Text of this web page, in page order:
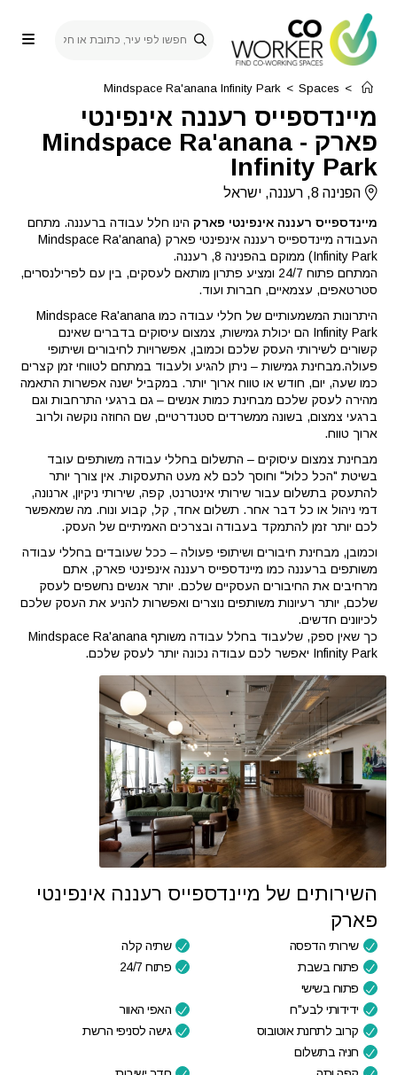
content
>
Spaces
>
Mindspace Ra'anana Infinity Park
מיינדספייס רעננה אינפינטי
פארק -
Mindspace Ra'anana
Infinity Park
הפנינה 8, רעננה, ישראל
מיינדספייס רעננה אינפינטי פארק הינו חלל עבודה ברעננה. מתחם
העבודה מיינדספייס רעננה אינפינטי פארק (Mindspace Ra'anana
Infinity Park) ממוקם בהפנינה 8, רעננה.
המתחם פתוח 24/7 ומציע פתרון מותאם לעסקים, בין עם לפרילנסרים,
סטרטאפים, עצמאיים, חברות ועוד.
היתרונות המשמעותיים של חללי עבודה כמו Mindspace Ra'anana
Infinity Park הם יכולת גמישות, צמצום עיסוקים בדברים שאינם
קשורים לשירותי העסק שלכם וכמובן, אפשרויות לחיבורים ושיתופי
פעולה.מבחינת גמישות – ניתן להגיע ולעבוד במתחם לטווחי זמן קצרים
כמו שעה, יום, חודש או טווח ארוך יותר. במקביל ישנה אפשרות התאמה
מהירה לעסק שלכם מבחינת כמות אנשים – גם ברגעי התרחבות וגם
ברגעי צמצום, בשונה ממשרדים סטנדרטיים, שם החוזה נוקשה ולרוב
ארוך טווח.
מבחינת צמצום עיסוקים – התשלום בחללי עבודה משותפים עובד
בשיטת "הכל כלול" וחוסך לכם לא מעט התעסקות. אין צורך יותר
להתעסק בתשלום עבור שירותי אינטרנט, קפה, שירותי ניקיון, ארנונה,
דמי ניהול או כל דבר אחר. תשלום אחד, קל, קבוע ונוח. מה שמאפשר
לכם יותר זמן להתמקד בעבודה ובצרכים האמיתיים של העסק.
וכמובן, מבחינת חיבורים ושיתופי פעולה – ככל שעובדים בחללי עבודה
משותפים ברעננה כמו מיינדספייס רעננה אינפינטי פארק, אתם
מרחיבים את החיבורים העסקיים שלכם. יותר אנשים נחשפים לעסק
שלכם, יותר רעיונות משותפים נוצרים ואפשרות להניע את העסק שלכם
לכיוונים חדשים.
כך שאין ספק, שלעבוד בחלל עבודה משותף Mindspace Ra'anana
Infinity Park יאפשר לכם עבודה נכונה יותר לעסק שלכם.
השירותים של מיינדספייס רעננה אינפינטי
פארק
שירותי הדפסה
שתיה קלה
פתוח בשבת
פתוח 24/7
פתוח בשישי
ידידותי לבע"ח
האפי האוור
קרוב לתחנת אוטובוס
גישה לסניפי הרשת
חניה בתשלום